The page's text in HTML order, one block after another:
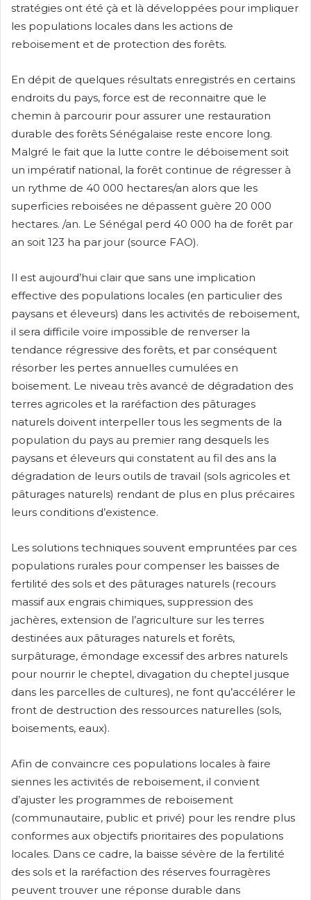
stratégies ont été çà et là développées pour impliquer
les populations locales dans les actions de
reboisement et de protection des forêts.
En dépit de quelques résultats enregistrés en certains
endroits du pays, force est de reconnaitre que le
chemin à parcourir pour assurer une restauration
durable des forêts Sénégalaise reste encore long.
Malgré le fait que la lutte contre le déboisement soit
un impératif national, la forêt continue de régresser à
un rythme de 40 000 hectares/an alors que les
superficies reboisées ne dépassent guère 20 000
hectares. /an. Le Sénégal perd 40 000 ha de forêt par
an soit 123 ha par jour (source FAO).
Il est aujourd’hui clair que sans une implication
effective des populations locales (en particulier des
paysans et éleveurs) dans les activités de reboisement,
il sera difficile voire impossible de renverser la
tendance régressive des forêts, et par conséquent
résorber les pertes annuelles cumulées en
boisement. Le niveau très avancé de dégradation des
terres agricoles et la raréfaction des pâturages
naturels doivent interpeller tous les segments de la
population du pays au premier rang desquels les
paysans et éleveurs qui constatent au fil des ans la
dégradation de leurs outils de travail (sols agricoles et
pâturages naturels) rendant de plus en plus précaires
leurs conditions d’existence.
Les solutions techniques souvent empruntées par ces
populations rurales pour compenser les baisses de
fertilité des sols et des pâturages naturels (recours
massif aux engrais chimiques, suppression des
jachères, extension de l’agriculture sur les terres
destinées aux pâturages naturels et forêts,
surpâturage, émondage excessif des arbres naturels
pour nourrir le cheptel, divagation du cheptel jusque
dans les parcelles de cultures), ne font qu’accélérer le
front de destruction des ressources naturelles (sols,
boisements, eaux).
Afin de convaincre ces populations locales à faire
siennes les activités de reboisement, il convient
d’ajuster les programmes de reboisement
(communautaire, public et privé) pour les rendre plus
conformes aux objectifs prioritaires des populations
locales. Dans ce cadre, la baisse sévère de la fertilité
des sols et la raréfaction des réserves fourragères
peuvent trouver une réponse durable dans